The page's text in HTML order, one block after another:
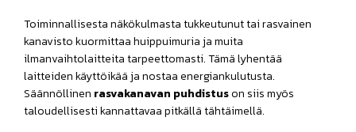
Toiminnallisesta näkökulmasta tukkeutunut tai rasvainen
kanavisto kuormittaa huippuimuria ja muita
ilmanvaihtolaitteita tarpeettomasti. Tämä lyhentää
laitteiden käyttöikää ja nostaa energiankulutusta.
Säännöllinen rasvakanavan puhdistuson siis myös
taloudellisesti kannattavaa pitkällä tähtäimellä.